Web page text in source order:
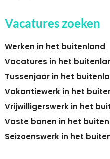
Vacatures zoeken
Werken in het buitenland
Vacatures in het
Tussenjaar in het
Vakantiewerk in het
Vrijwilligerswerk in het
Vaste banen in het
Seizoenswerk in het